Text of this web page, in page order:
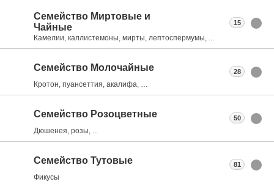
Семейство Миртовые и
Чайные
Камелии, каллистемоны, мирты, лептоспермумы, ...
15
Семейство Молочайные
Кротон, пуансеттия, акалифа, …
28
Семейство Розоцветные
Дюшенея, розы, ...
50
Семейство Тутовые
Фикусы
81